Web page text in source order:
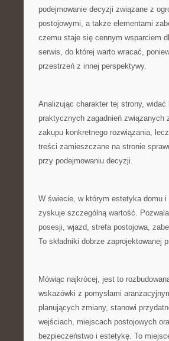
podejmowanie decyzji związane z
postojowymi, a także elementami
czemu staje się cennym wsparciem
serwis, do której warto wracać,
przestrzeń z innej perspektywy.
Analizując charakter tej strony,
praktycznych zagadnień
zakupu konkretnego rozwiązania,
treści zamieszczane na stronie
przy podejmowaniu decyzji.
W świecie, w którym estetyka domu
zyskuje szczególną wartość.
posesji, wjazd, strefa postojowa,
To składniki dobrze
Mówiąc najkrócej, jest to
wskazówki z pomysłami
planujących zmiany, stanowi
wejściach, miejscach postojowych
bezpieczeństwo i estetykę. To